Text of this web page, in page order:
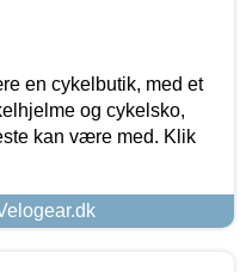
en cykelbutik, med et
og cykelsko,
kan være med. Klik